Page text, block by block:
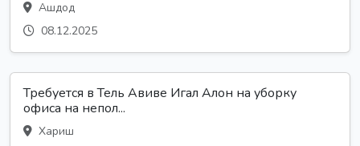
Ашдод
08.12.2025
Требуется в Тель Авиве Игал Алон на уборку
офиса на непол...
Хариш